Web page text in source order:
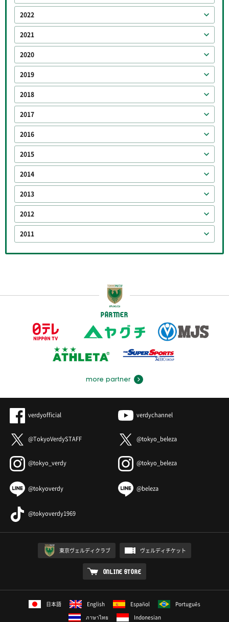
2022
2021
2020
2019
2018
2017
2016
2015
2014
2013
2012
2011
PARTNER
more partner
verdyofficial verdychannel
@TokyoVerdySTAFF @tokyo_beleza
@tokyo_verdy @tokyo_beleza
@tokyoverdy @beleza
@tokyoverdy1969
東京ヴェルディクラブ ヴェルディチケット
ONLINE STORE
日本語 English Español
Português
ภาษาไทย
Indonesian